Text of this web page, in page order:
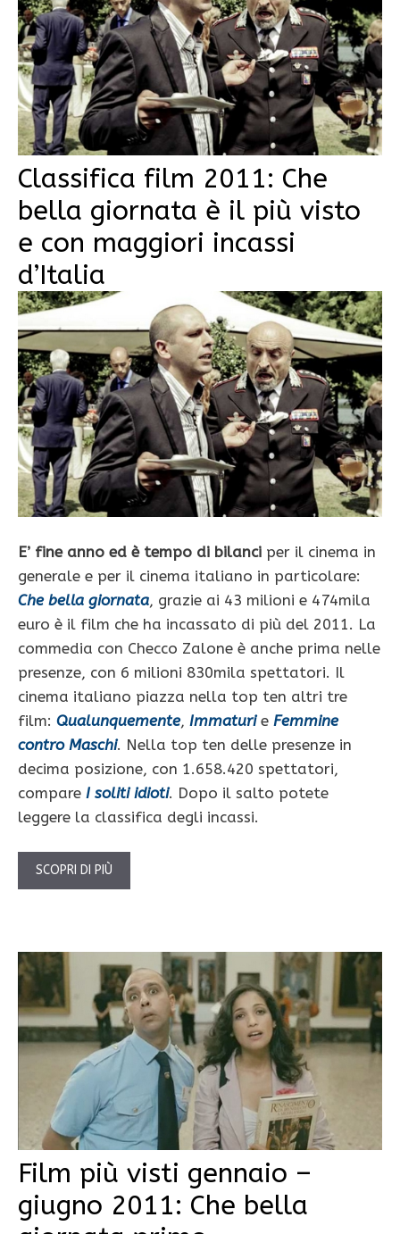
Classifica film 2011: Che
bella giornata è il più visto
e con maggiori incassi
d’Italia
E’ fine anno ed è tempo di bilanci per il cinema in
generale e per il cinema italiano in particolare:
Che bella giornata, grazie ai 43 milioni e 474mila
euro è il film che ha incassato di più del 2011. La
commedia con Checco Zalone è anche prima nelle
presenze, con 6 milioni 830mila spettatori. Il
cinema italiano piazza nella top ten altri tre
film: Qualunquemente, Immaturie Femmine
contro Maschi. Nella top ten delle presenze in
decima posizione, con 1.658.420 spettatori,
compare I soliti idioti. Dopo il salto potete
leggere la classifica degli incassi.
SCOPRI DI PIÙ
Film più visti gennaio –
giugno 2011: Che bella